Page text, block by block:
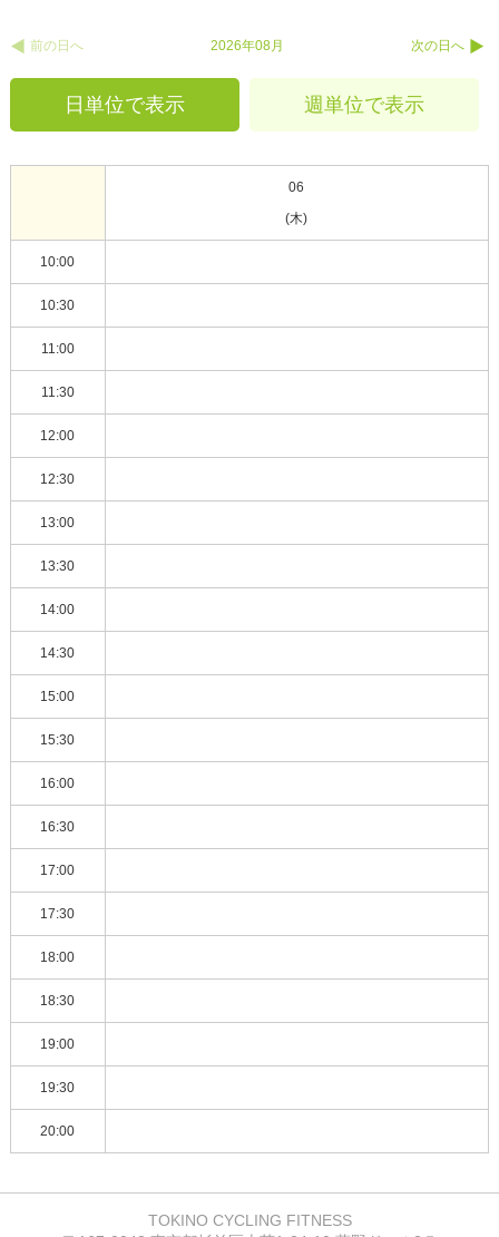
前の日へ 2026年08月 次の日へ
週単位で表示
日単位で表示
06
(木)
10:00
10:30
11:00
11:30
12:00
12:30
13:00
13:30
14:00
14:30
15:00
15:30
16:00
16:30
17:00
17:30
18:00
18:30
19:00
19:30
20:00
TOKINO CYCLING FITNESS